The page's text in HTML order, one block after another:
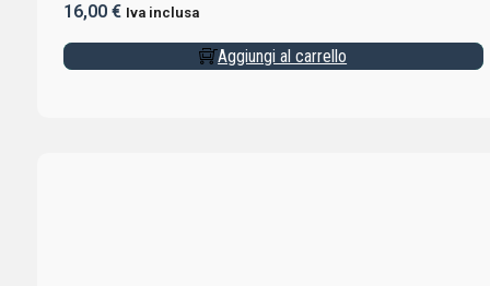
16,00 € Iva inclusa
Aggiungi al carrello